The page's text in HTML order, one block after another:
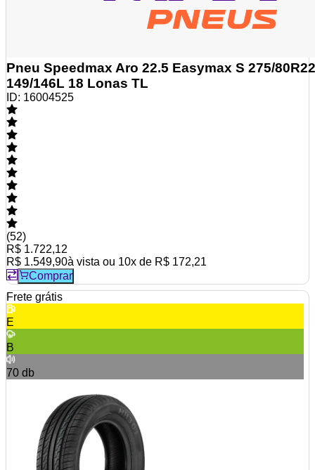
Pneu Speedmax Aro 22.5 Easymax S 275/
149/146L 18 Lonas TL
ID: 16004525
(52)
R$ 1.722,12
R$ 1.549,90à vista ou 10x de R$ 172,21
Comprar
Frete grátis
E
B
70 db